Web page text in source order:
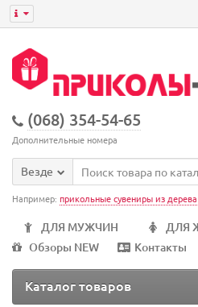
(068) 354-54-65
Дополнительные номера
Везде
Например: прикольные сувениры из дерева
ДЛЯ МУЖЧИН ДЛЯ
Обзоры NEW
Контакты
Каталог товаров